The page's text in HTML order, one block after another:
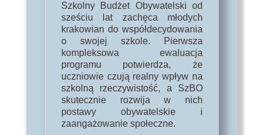
Szkolny Budżet Obywatelski od
sześciu lat zachęca młodych
krakowian do współdecydowania
o swojej szkole. Pierwsza
kompleksowa ewaluacja
programu potwierdza, że
uczniowie czują realny wpływ na
szkolną rzeczywistość, a SzBO
skutecznie rozwija w nich
postawy obywatelskie i
zaangażowanie społeczne.